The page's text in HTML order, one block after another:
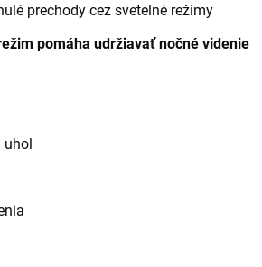
prechody cez svetelné režimy
pomáha udržiavať nočné videnie
uhol